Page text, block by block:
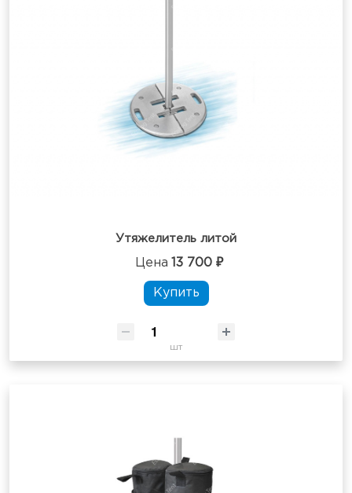
Утяжелитель литой
Цена 13 700 ₽
Купить
шт